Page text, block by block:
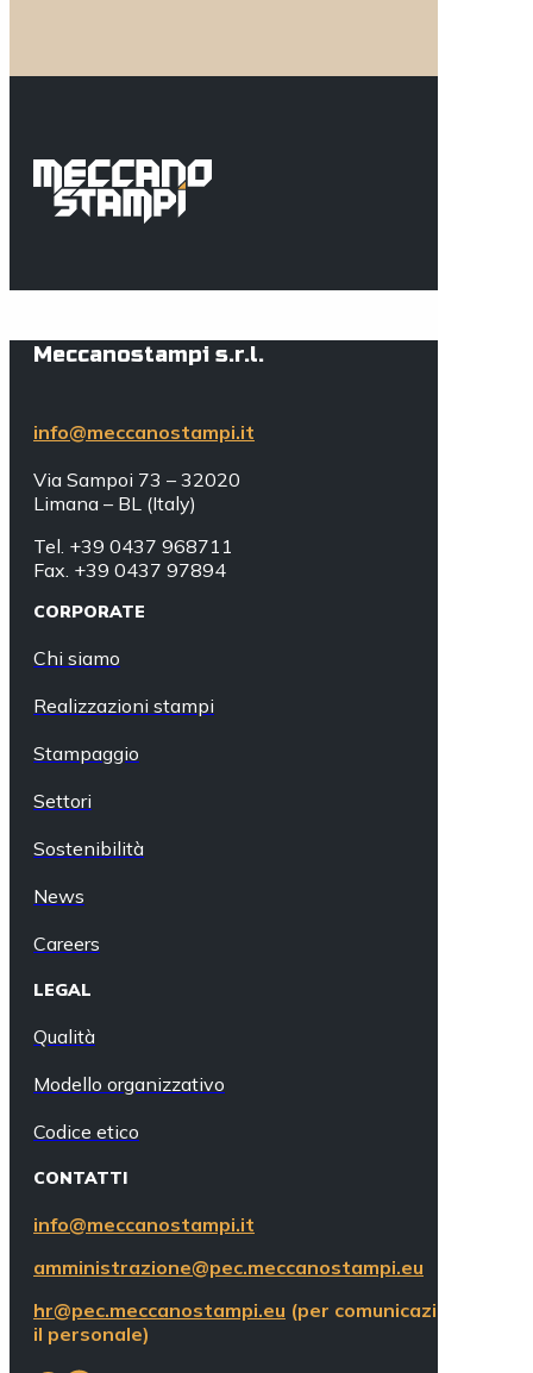
Meccanostampi s.r.l.
info@meccanostampi.it
Via Sampoi 73 – 32020
Limana – BL (Italy)
Tel. +39 0437 968711
Fax. +39 0437 97894
CORPORATE
Chi siamo
Realizzazioni stampi
Stampaggio
Settori
Sostenibilità
News
Careers
LEGAL
Qualità
Modello organizzativo
Codice etico
CONTATTI
info@meccanostampi.it
amministrazione@pec.meccanostampi.eu
hr@pec.meccanostampi.eu (per comunicazioni
il personale)